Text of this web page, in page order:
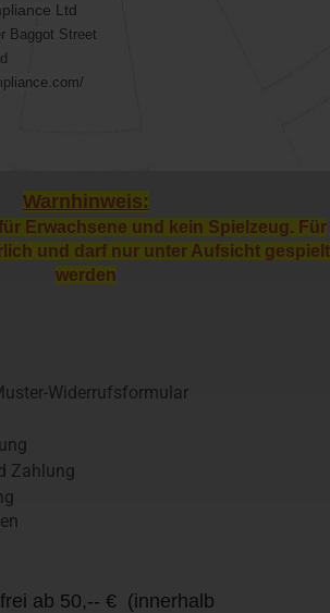
Ltd
Baggot Street
Warnhinweis:
Erwachsene und kein Spielzeug. Für
und darf nur unter Aufsicht gespielt
werden
Widerrufsformular
Zahlung
ab 50,-- € (innerhalb